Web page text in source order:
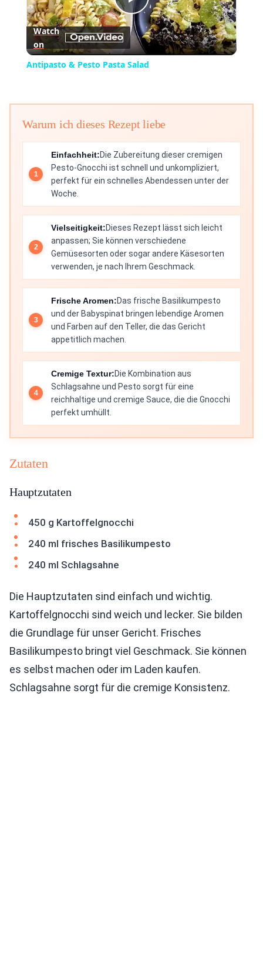
Play
Video
Watch
on
Antipasto & Pesto Pasta Salad
Warum ich dieses Rezept liebe
Einfachheit:Die Zubereitung dieser cremigen
Pesto-Gnocchi ist schnell und unkompliziert,
perfekt für ein schnelles Abendessen unter der
Woche.
Vielseitigkeit:Dieses Rezept lässt sich leicht
anpassen; Sie können verschiedene
Gemüsesorten oder sogar andere Käsesorten
verwenden, je nach Ihrem Geschmack.
Frische Aromen:Das frische Basilikumpesto
und der Babyspinat bringen lebendige Aromen
und Farben auf den Teller, die das Gericht
appetitlich machen.
Cremige Textur:Die Kombination aus
Schlagsahne und Pesto sorgt für eine
reichhaltige und cremige Sauce, die die Gnocchi
perfekt umhüllt.
Zutaten
Hauptzutaten
450 g Kartoffelgnocchi
240 ml frisches Basilikumpesto
240 ml Schlagsahne
Die Hauptzutaten sind einfach und wichtig.
Kartoffelgnocchi sind weich und lecker. Sie bilden
die Grundlage für unser Gericht. Frisches
Basilikumpesto bringt viel Geschmack. Sie können
es selbst machen oder im Laden kaufen.
Schlagsahne sorgt für die cremige Konsistenz.